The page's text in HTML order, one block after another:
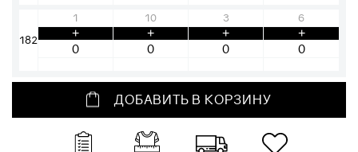
182
1
+
10
+
3
+
6
+
ДОБАВИТЬ В КОРЗИНУ